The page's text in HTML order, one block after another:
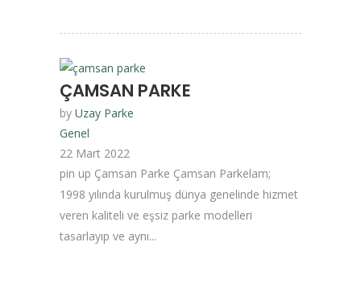
ÇAMSAN PARKE
by Uzay Parke
Genel
22 Mart 2022
pin up Çamsan Parke Çamsan Parkelam;
1998 yılında kurulmuş dünya genelinde hizmet
veren kaliteli ve eşsiz parke modelleri
tasarlayıp ve aynı...